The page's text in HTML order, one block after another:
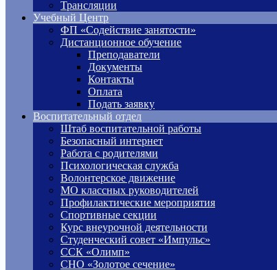
Трансляции
Учебный Центр
ФП «Содействие занятости»
Дистанционное обучение
Преподаватели
Документы
Контакты
Оплата
Подать заявку
Воспитательный отдел
Штаб воспитательной работы
Безопасный интернет
Работа с родителями
Психологическая служба
Волонтерское движение
МО классных руководителей
Профилактические мероприятия
Спортивные секции
Курс внеурочной деятельности
Студенческий совет «Импульс»
ССК «Олимп»
СНО «Золотое сечение»